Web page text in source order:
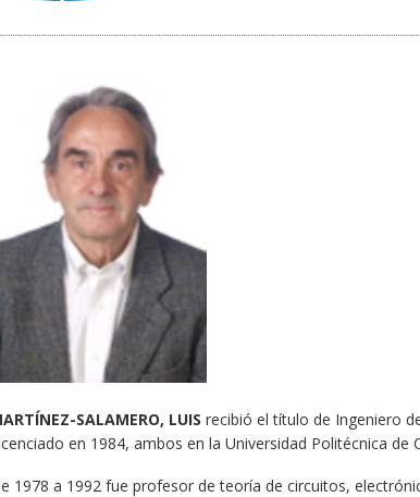
SALAMERO, LUIS recibió el título de Ingeniero
en 1984, ambos en la Universidad Politécnica de
1978 a 1992 fue profesor de teoría de circuitos,